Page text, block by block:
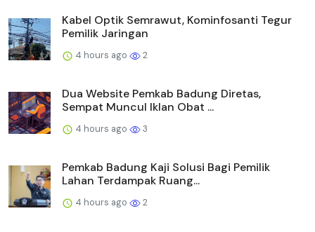
Kabel Optik Semrawut, Kominfosanti Tegur
Pemilik Jaringan
4 hours ago 2
Dua Website Pemkab Badung Diretas,
Sempat Muncul Iklan Obat ...
4 hours ago 3
Pemkab Badung Kaji Solusi Bagi Pemilik
Lahan Terdampak Ruang...
4 hours ago 2